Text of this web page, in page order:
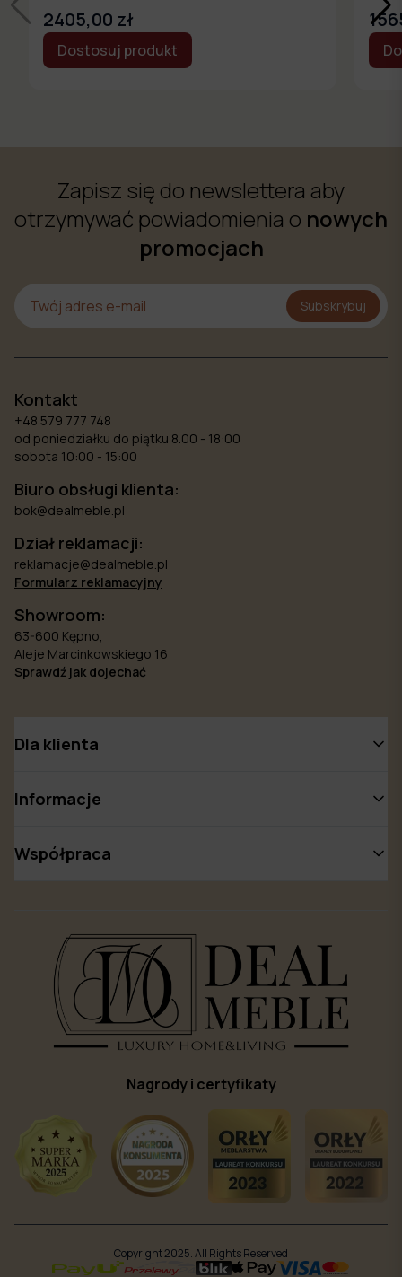
2405,00 zł
Dostosuj produkt
Zapisz się do newslettera aby
otrzymywać powiadomienia o nowych
promocjach
Subskrybuj
Kontakt
+48 579 777 748
od poniedziałku do piątku 8.00 - 18:00
sobota 10:00 - 15:00
Biuro obsługi klienta:
bok@dealmeble.pl
Dział reklamacji:
reklamacje@dealmeble.pl
Formularz reklamacyjny
Showroom:
63-600 Kępno,
Aleje Marcinkowskiego 16
Sprawdź jak dojechać
Dla klienta
Informacje
Współpraca
Nagrody i certyfikaty
Copyright 2025. All Rights Reserved